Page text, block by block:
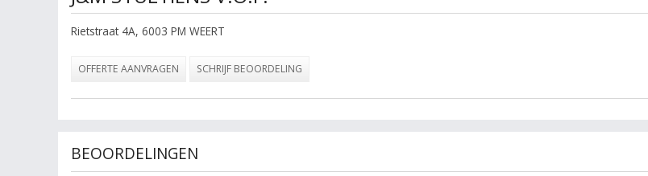
Rietstraat 4A, 6003 PM WEERT
OFFERTE AANVRAGEN SCHRIJF BEOORDELING
BEOORDELINGEN